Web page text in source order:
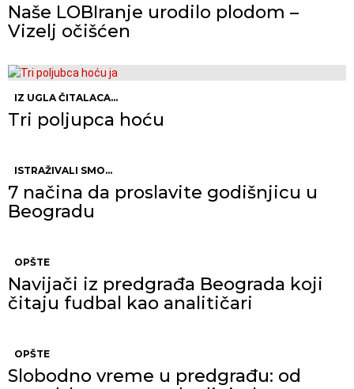
Naše LOBIranje urodilo plodom –
Vizelj očišćen
IZ UGLA ČITALACA...
Tri poljupca hoću
ISTRAŽIVALI SMO...
7 načina da proslavite godišnjicu u
Beogradu
OPŠTE
Navijači iz predgrađa Beograda koji
čitaju fudbal kao analitičari
OPŠTE
Slobodno vreme u predgrađu: od